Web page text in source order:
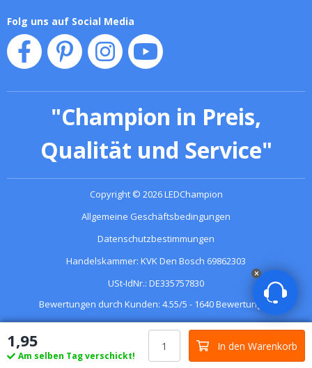
1,95
Am selben Tag verschickt!
In den Warenkorb
Folg uns auf Social Media
"Champion in Preis,
Qualität und Service"
Copyright© 2026LEDChampion
Allgemeine Geschäftsbedingungen
Datenschutzbestimmungen
Handelskammer: KVK Den Bosch 69862303
USt-IdNr.: DE335757830
Bewertungen durch Kunden: 4.55/5 - 1640Bewertungen